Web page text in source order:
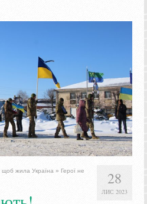
28
ЛИС 2023
щоб жила Україна » Герої не